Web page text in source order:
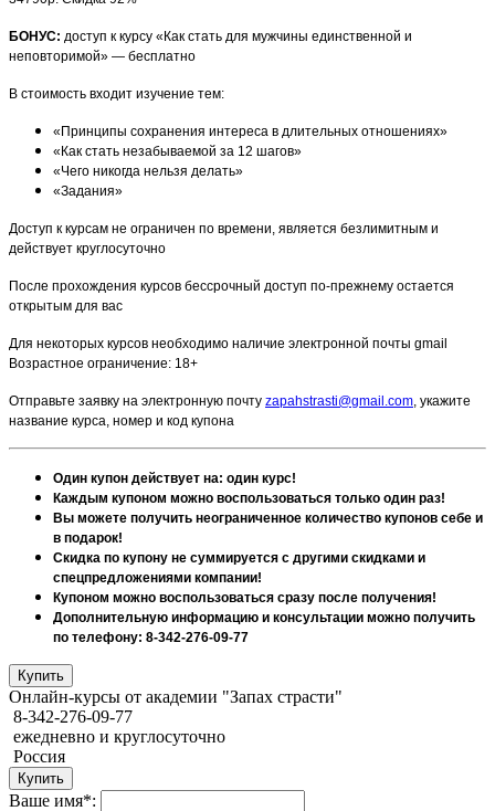
БОНУС: доступ к курсу «Как стать для мужчины единственной и
неповторимой» — бесплатно
В стоимость входит изучение тем:
«Принципы сохранения интереса в длительных отношениях»
«Как стать незабываемой за 12 шагов»
«Чего никогда нельзя делать»
«Задания»
Доступ к курсам не ограничен по времени, является безлимитным и
действует круглосуточно
После прохождения курсов бессрочный доступ по-прежнему остается
открытым для вас
Для некоторых курсов необходимо наличие электронной почты gmail
Возрастное ограничение: 18+
Отправьте заявку на электронную почту zapahstrasti@gmail.com, укажите
название курса, номер и код купона
Один купон действует на: один курс!
Каждым купоном можно воспользоваться только один раз!
Вы можете получить неограниченное количество купонов себе и
в подарок!
Скидка по купону не суммируется с другими скидками и
спецпредложениями компании!
Купоном можно воспользоваться сразу после получения!
Дополнительную информацию и консультации можно получить
по телефону: 8-342-276-09-77
Онлайн-курсы от академии "Запах страсти"
8-342-276-09-77
ежедневно и круглосуточно
Россия
Ваше имя*: